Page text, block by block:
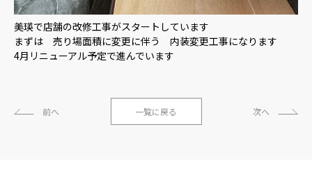
美瑛で店舗の改修工事がスタートしています
まずは 売り場面積に変更に伴う 内装変更工事になります
4月リニューアル予定で進んでいます
前へ 一覧に戻る 次へ